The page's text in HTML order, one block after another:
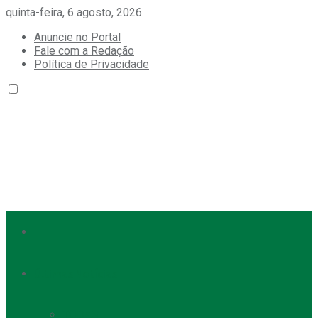
quinta-feira, 6 agosto, 2026
Anuncie no Portal
Fale com a Redação
Política de Privacidade